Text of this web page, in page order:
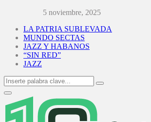
5 noviembre, 2025
LA PATRIA SUBLEVADA
MUNDO SECTAS
JAZZ Y HABANOS
“SIN RED”
JAZZ
Search
for:
Search
Primary
Menu